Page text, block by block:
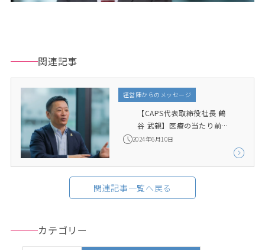
関連記事
経営陣からのメッセージ
【CAPS代表取締役社長 鶴
谷 武親】医療の当たり前
を、私たちから変えてい
2024年6月10日
関連記事一覧へ戻る
カテゴリー